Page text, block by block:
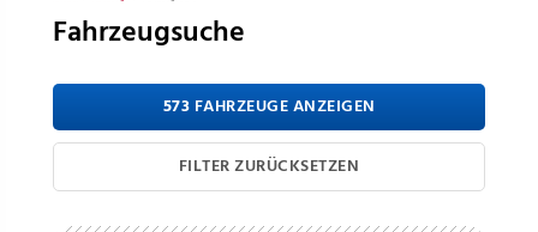
Fahrzeugsuche
573 FAHRZEUGE ANZEIGEN
FILTER ZURÜCKSETZEN